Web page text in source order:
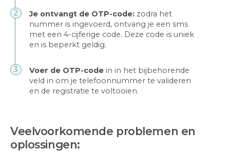
Je ontvangt de OTP-code:zodra het
nummer is ingevoerd, ontvang je een sms
met een 4-cijferige code. Deze code is uniek
en is beperkt geldig.
Voer de OTP-codein in het bijbehorende
veld in om je telefoonnummer te valideren
en de registratie te voltooien.
Veelvoorkomende problemen en
oplossingen: